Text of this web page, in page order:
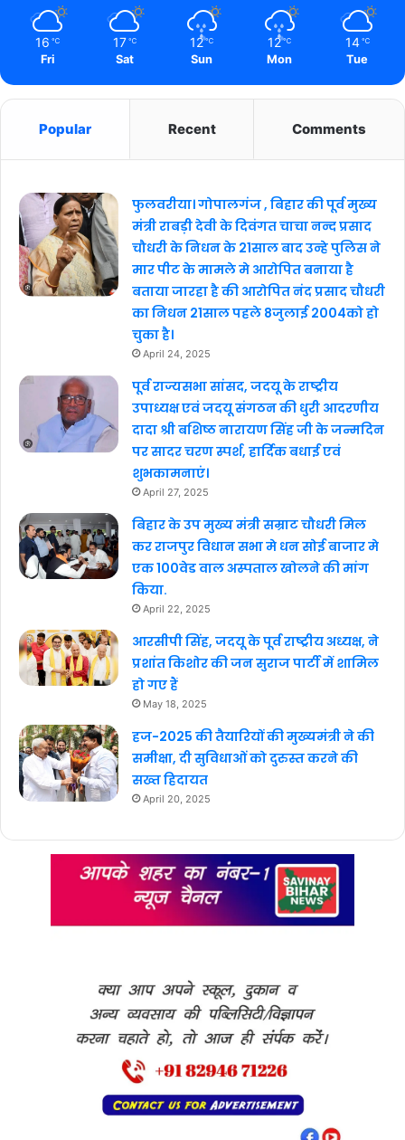
16 ℃
Fri
17 ℃
Sat
12 ℃
Sun
12 ℃
Mon
14 ℃
Tue
Popular Recent Comments
फुलवरीया। गोपालगंज , बिहार की पूर्व मुख्य
मंत्री राबड़ी देवी के दिवंगत चाचा नन्द प्रसाद
चौधरी के निधन के 21साल बाद उन्हे पुलिस ने
मार पीट के मामले मे आरोपित बनाया है
बताया जारहा है की आरोपित नंद प्रसाद चौधरी
का निधन 21साल पहले 8जुलाई 2004को हो
चुका है।
April 24, 2025
पूर्व राज्यसभा सांसद, जदयू के राष्ट्रीय
उपाध्यक्ष एवं जदयू संगठन की धुरी आदरणीय
दादा श्री बशिष्ठ नारायण सिंह जी के जन्मदिन
पर सादर चरण स्पर्श, हार्दिक बधाई एवं
शुभकामनाएं।
April 27, 2025
बिहार के उप मुख्य मंत्री सम्राट चौधरी मिल
कर राजपुर विधान सभा मे धन सोई बाजार मे
एक 100वेड वाल अस्पताल खोलने की मांग
किया.
April 22, 2025
आरसीपी सिंह, जदयू के पूर्व राष्ट्रीय अध्यक्ष, ने
प्रशांत किशोर की जन सुराज पार्टी में शामिल
हो गए हैं
May 18, 2025
हज-2025 की तैयारियों की मुख्यमंत्री ने की
समीक्षा, दी सुविधाओं को दुरुस्त करने की
सख्त हिदायत
April 20, 2025